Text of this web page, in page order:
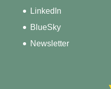
LinkedIn
BlueSky
Newsletter